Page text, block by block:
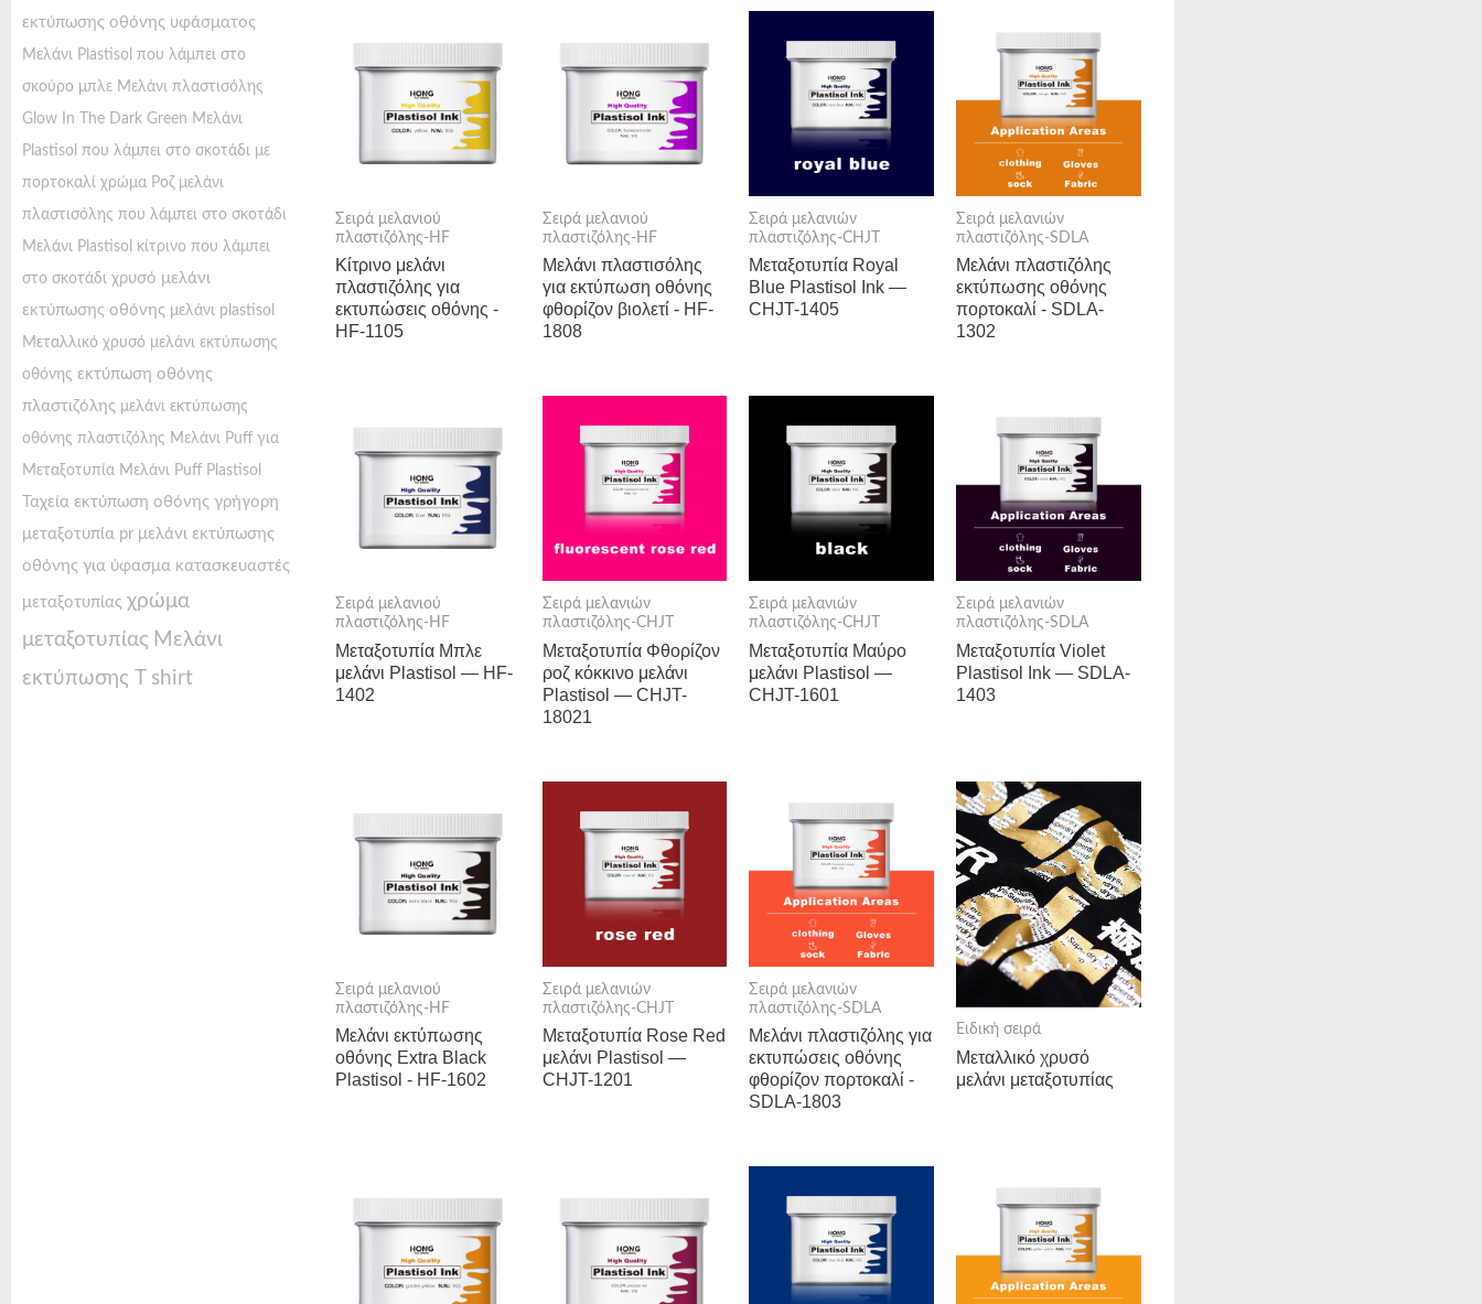
εκτύπωσης οθόνης υφάσματος
Μελάνι Plastisol που λάμπει στο
σκούρο μπλε Μελάνι πλαστισόλης
Glow In The Dark Green Μελάνι
Plastisol που λάμπει στο σκοτάδι με
πορτοκαλί χρώμα Ροζ μελάνι
πλαστισόλης που λάμπει στο σκοτάδι
Μελάνι Plastisol κίτρινο που λάμπει
στο σκοτάδι χρυσό μελάνι
εκτύπωσης οθόνης μελάνι plastisol
Μεταλλικό χρυσό μελάνι εκτύπωσης
οθόνης εκτύπωση οθόνης
πλαστιζόλης μελάνι εκτύπωσης
οθόνης πλαστιζόλης Μελάνι Puff για
Μεταξοτυπία Μελάνι Puff Plastisol
Ταχεία εκτύπωση οθόνης γρήγορη
μεταξοτυπία pr μελάνι εκτύπωσης
οθόνης για ύφασμα κατασκευαστές
μεταξοτυπίας χρώμα
μεταξοτυπίας Μελάνι
εκτύπωσης T shirt
Σειρά μελανιού
πλαστιζόλης-HF
Κίτρινο μελάνι
πλαστιζόλης για
εκτυπώσεις οθόνης -
HF-1105
Σειρά μελανιού
πλαστιζόλης-HF
Μελάνι πλαστισόλης
για εκτύπωση οθόνης
φθορίζον βιολετί - HF-
1808
Σειρά μελανιών
πλαστιζόλης-CHJT
Μεταξοτυπία Royal
Blue Plastisol Ink —
CHJT-1405
Σειρά μελανιών
πλαστιζόλης-SDLA
Μελάνι πλαστιζόλης
εκτύπωσης οθόνης
πορτοκαλί - SDLA-
1302
Σειρά μελανιού
πλαστιζόλης-HF
Μεταξοτυπία Μπλε
μελάνι Plastisol — HF-
1402
Σειρά μελανιών
πλαστιζόλης-CHJT
Μεταξοτυπία Φθορίζον
ροζ κόκκινο μελάνι
Plastisol — CHJT-
18021
Σειρά μελανιών
πλαστιζόλης-CHJT
Μεταξοτυπία Μαύρο
μελάνι Plastisol —
CHJT-1601
Σειρά μελανιών
πλαστιζόλης-SDLA
Μεταξοτυπία Violet
Plastisol Ink — SDLA-
1403
Σειρά μελανιού
πλαστιζόλης-HF
Μελάνι εκτύπωσης
οθόνης Extra Black
Plastisol - HF-1602
Σειρά μελανιών
πλαστιζόλης-CHJT
Μεταξοτυπία Rose Red
μελάνι Plastisol —
CHJT-1201
Σειρά μελανιών
πλαστιζόλης-SDLA
Μελάνι πλαστιζόλης για
εκτυπώσεις οθόνης
φθορίζον πορτοκαλί -
SDLA-1803
Ειδική σειρά
Μεταλλικό χρυσό
μελάνι μεταξοτυπίας